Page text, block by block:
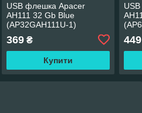
USB флешка Apacer
AH111 32 Gb Blue
(AP32GAH111U-1)
369₴
Купити
449